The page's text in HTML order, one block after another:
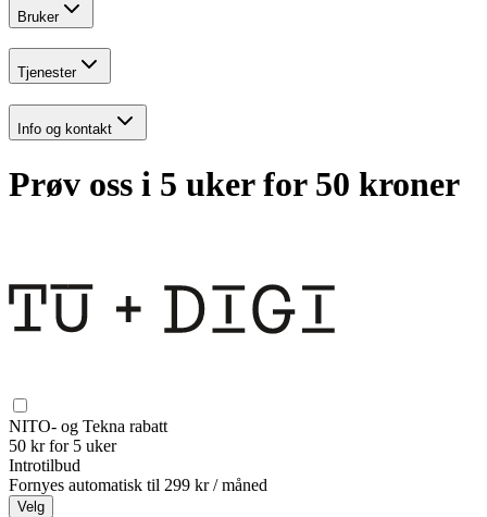
Bruker
Tjenester
Info og kontakt
Prøv oss i 5 uker for 50 kroner
NITO- og Tekna rabatt
50 kr for 5 uker
Introtilbud
Fornyes automatisk til 299 kr / måned
Velg